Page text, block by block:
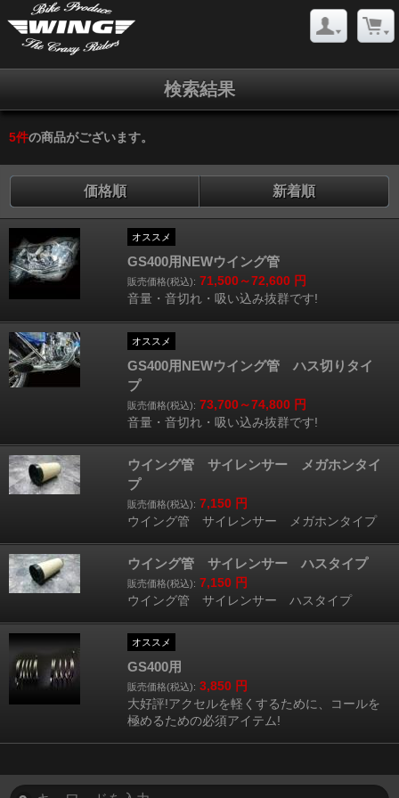
検索結果
5件の商品がございます。
価格順 新着順
オススメ
GS400用NEWウイング管
販売価格(税込): 71,500～72,600 円
音量・音切れ・吸い込み抜群です!
オススメ
GS400用NEWウイング管 ハス切りタイ
プ
販売価格(税込): 73,700～74,800 円
音量・音切れ・吸い込み抜群です!
ウイング管 サイレンサー メガホンタイ
プ
販売価格(税込): 7,150 円
ウイング管 サイレンサー メガホンタイプ
ウイング管 サイレンサー ハスタイプ
販売価格(税込): 7,150 円
ウイング管 サイレンサー ハスタイプ
オススメ
GS400用
販売価格(税込): 3,850 円
大好評!アクセルを軽くするために、コールを
極めるための必須アイテム!